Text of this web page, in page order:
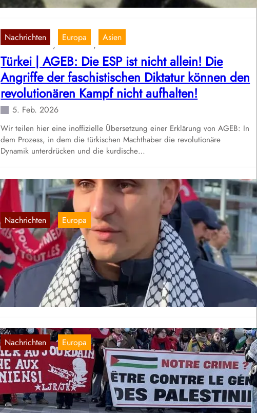
Nachrichten
,
Europa
,
Asien
Türkei | AGEB: Die ESP ist nicht allein! Die
Angriffe der faschistischen Diktatur können den
revolutionären Kampf nicht aufhalten!
5. Feb. 2026
Wir teilen hier eine inoffizielle Übersetzung einer Erklärung von AGEB: In
dem Prozess, in dem die türkischen Machthaber die revolutionäre
Dynamik unterdrücken und die kurdische…
Nachrichten
,
Europa
Genosse Alex im Interview mit Al Jazeera
27. Jan. 2026
Nachrichten
,
Europa
Rückblick auf den Prozess gegen Alex, der
wegen seiner Unterstützung Palästinas
angeklagt wurde